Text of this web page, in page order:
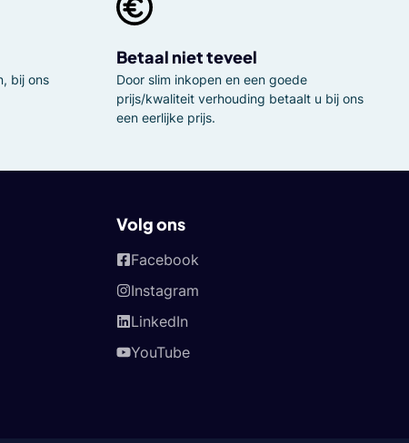
bij ons
Betaal niet teveel
Door slim inkopen en een goede
prijs/kwaliteit verhouding betaalt u bij ons
een eerlijke prijs.
Volg ons
Facebook
Instagram
LinkedIn
YouTube